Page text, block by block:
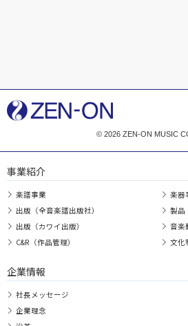
© 2026 ZEN-ON MUSIC
事業紹介
楽譜事業
出版（全音楽譜出版社）
出版（カワイ出版）
C&R（作品管理）
楽器
製品
音楽
文化
企業情報
社長メッセージ
企業理念